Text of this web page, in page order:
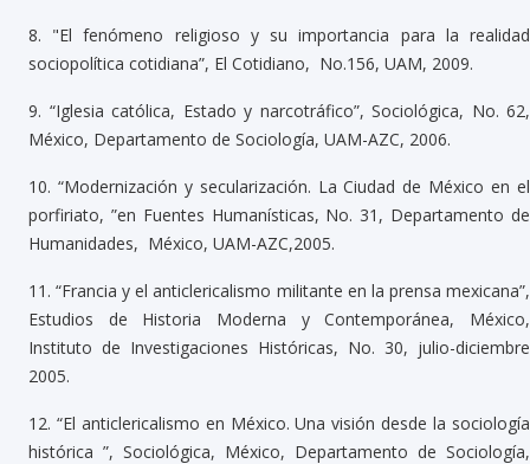
8. "El fenómeno religioso y su importancia para la realidad
sociopolítica cotidiana”, El Cotidiano, No.156, UAM, 2009.
9. “Iglesia católica, Estado y narcotráfico”, Sociológica, No. 62,
México, Departamento de Sociología, UAM-AZC, 2006.
10. “Modernización y secularización. La Ciudad de México en el
porfiriato, ”en Fuentes Humanísticas, No. 31, Departamento de
Humanidades, México, UAM-AZC,2005.
11. “Francia y el anticlericalismo militante en la prensa mexicana”,
Estudios de Historia Moderna y Contemporánea, México,
Instituto de Investigaciones Históricas, No. 30, julio-diciembre
2005.
12. “El anticlericalismo en México. Una visión desde la sociología
histórica ”, Sociológica, México, Departamento de Sociología,